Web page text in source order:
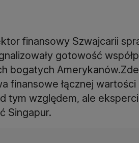
finansowy Szwajcarii
gotowość
bogatych
finansowe łącznej
tym względem, ale
Singapur.